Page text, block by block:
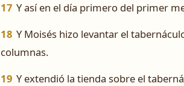
17 Y así en el día primero del primer
18 Y Moisés hizo levantar el
columnas.
19 Y extendió la tienda sobre el